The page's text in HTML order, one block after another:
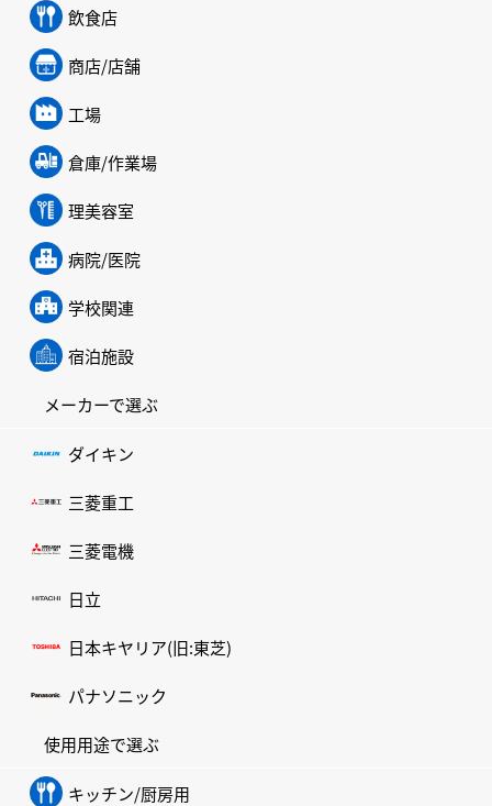
飲食店
商店/店舗
工場
倉庫/作業場
理美容室
病院/医院
学校関連
宿泊施設
メーカーで選ぶ
ダイキン
三菱重工
三菱電機
日立
日本キヤリア(旧:東芝)
パナソニック
使用用途で選ぶ
キッチン/厨房用